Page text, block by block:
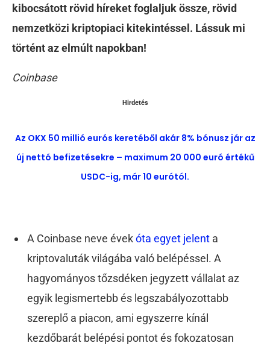
kibocsátott rövid híreket foglaljuk össze, rövid
nemzetközi kriptopiaci kitekintéssel. Lássuk mi
történt az elmúlt napokban!
Coinbase
Hirdetés
Az OKX 50 millió eurós keretéből akár 8% bónusz jár az
új nettó befizetésekre – maximum 20 000 euró értékű
USDC-ig, már 10 eurótól.
A Coinbase neve évekóta egyet jelent a
kriptovaluták világába való belépéssel. A
hagyományos tőzsdéken jegyzett vállalat az
egyik legismertebb és legszabályozottabb
szereplő a piacon, ami egyszerre kínál
kezdőbarát belépési pontot és fokozatosan